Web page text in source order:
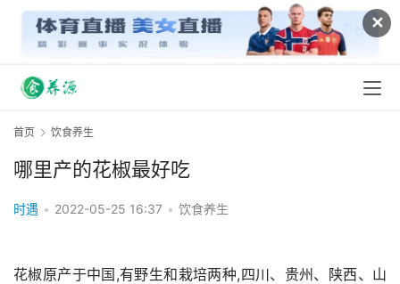
✕
首页 饮食养生
哪里产的花椒最好吃
时遇 • 2022-05-25 16:37 • 饮食养生
花椒原产于中国,有野生和栽培两种,四川、贵州、陕西、山